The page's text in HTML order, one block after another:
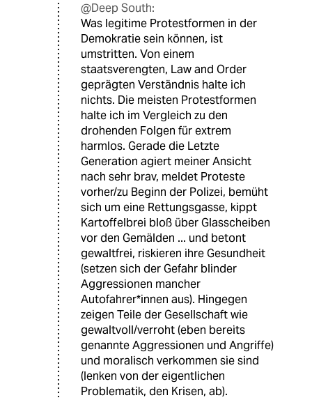
@Deep South:
Was legitime Protestformen in der
Demokratie sein können, ist
umstritten. Von einem
staatsverengten, Law and Order
geprägten Verständnis halte ich
nichts. Die meisten Protestformen
halte ich im Vergleich zu den
drohenden Folgen für extrem
harmlos. Gerade die Letzte
Generation agiert meiner Ansicht
nach sehr brav, meldet Proteste
vorher/zu Beginn der Polizei, bemüht
sich um eine Rettungsgasse, kippt
Kartoffelbrei bloß über Glasscheiben
vor den Gemälden ... und betont
gewaltfrei, riskieren ihre Gesundheit
(setzen sich der Gefahr blinder
Aggressionen mancher
Autofahrer*innen aus). Hingegen
zeigen Teile der Gesellschaft wie
gewaltvoll/verroht (eben bereits
genannte Aggressionen und Angriffe)
und moralisch verkommen sie sind
(lenken von der eigentlichen
Problematik, den Krisen, ab).